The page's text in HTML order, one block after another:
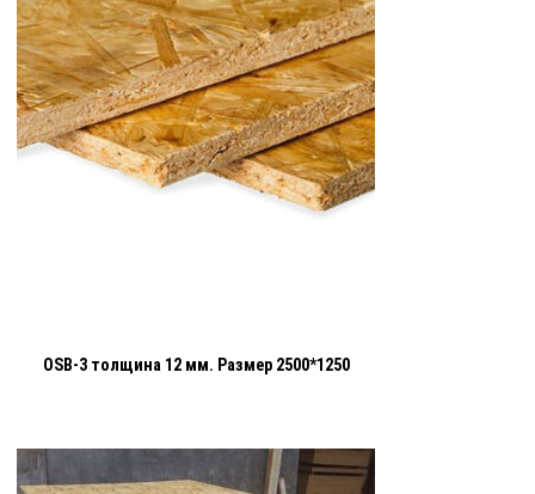
OSB-3 толщина 12 мм. Размер 2500*1250